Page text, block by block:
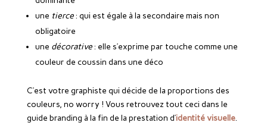
une tierce: qui est égale à la secondaire mais non
obligatoire
une décorative: elle s’exprime par touche comme une
couleur de coussin dans une déco
C’est votre graphiste qui décide de la proportions des
couleurs, no worry ! Vous retrouvez tout ceci dans le
guide branding à la fin de la prestation d’identité visuelle.